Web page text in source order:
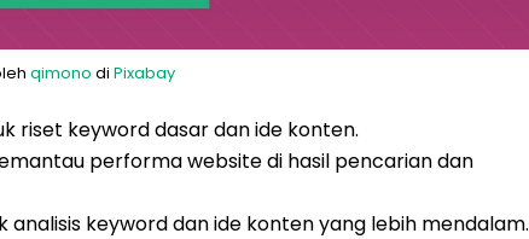
qimono di Pixabay
riset keyword dasar dan ide konten.
performa website di hasil pencarian dan
keyword dan ide konten yang lebih mendalam.